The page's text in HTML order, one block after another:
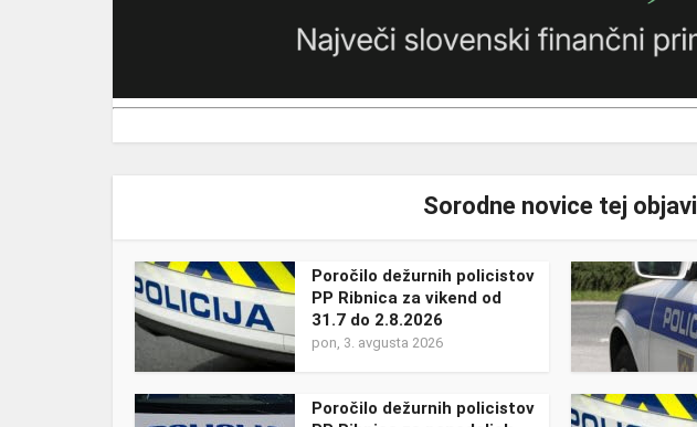
Sorodne novice tej objavi
Poročilo dežurnih policistov
PP Ribnica za vikend od
31.7 do 2.8.2026
pon, 3. avgusta 2026
Poročilo dežurnih policistov